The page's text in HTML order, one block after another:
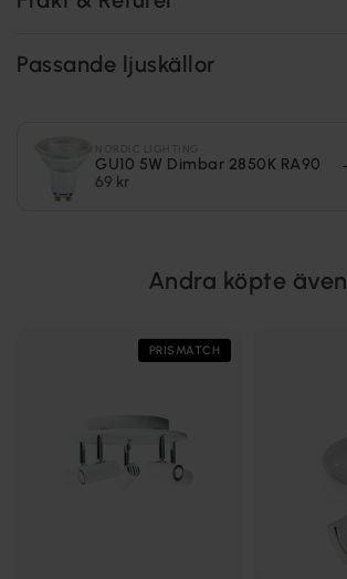
Passande ljuskällor
GU10 5W Dimbar 2850K RA90
69 kr
Andra köpte även
PRISMATCH